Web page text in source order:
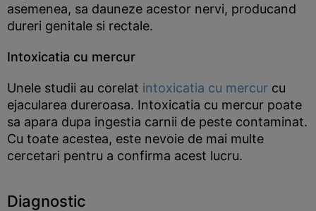
asemenea, sa dauneze acestor nervi, producand
dureri genitale si rectale.
Intoxicatia cu mercur
Unele studii au corelat intoxicatia cu mercur cu
ejacularea dureroasa. Intoxicatia cu mercur poate
sa apara dupa ingestia carnii de peste contaminat.
Cu toate acestea, este nevoie de mai multe
cercetari pentru a confirma acest lucru.
Diagnostic